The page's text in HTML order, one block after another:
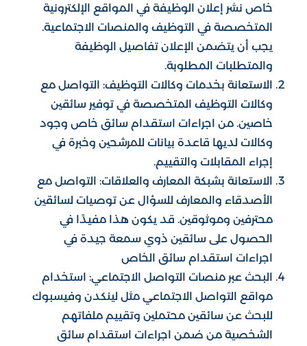
خاص نشر إعلان الوظيفة في المواقع الإلكترونية
المتخصصة في التوظيف والمنصات الاجتماعية.
يجب أن يتضمن الإعلان تفاصيل الوظيفة
والمتطلبات المطلوبة.
الاستعانة بخدمات وكالات التوظيف: التواصل مع
وكالات التوظيف المتخصصة في توفير سائقين
خاصين. من اجراءات استقدام سائق خاص وجود
وكالات لديها قاعدة بيانات للمرشحين وخبرة في
إجراء المقابلات والتقييم.
الاستعانة بشبكة المعارف والعلاقات: التواصل مع
الأصدقاء والمعارف للسؤال عن توصيات لسائقين
محترفين وموثوقين. قد يكون هذا مفيدًا في
الحصول على سائقين ذوي سمعة جيدة في
اجراءات استقدام سائق الخاص
البحث عبر منصات التواصل الاجتماعي: استخدام
مواقع التواصل الاجتماعي مثل لينكدن وفيسبوك
للبحث عن سائقين محتملين وتقييم ملفاتهم
الشخصية من ضمن اجراءات استقدام سائق